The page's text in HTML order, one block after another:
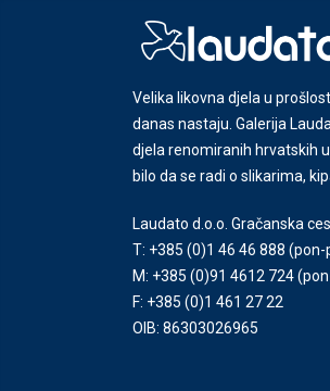
Velika likovna djela u
danas nastaju. Galerija
djela renomiranih hrvatskih
bilo da se radi o slikarima,
Laudato d.o.o. Gračanska
T: +385 (0)1 46 46 888 (pon-
M: +385 (0)91 4612 724
F: +385 (0)1 461 27 22
OIB: 86303026965